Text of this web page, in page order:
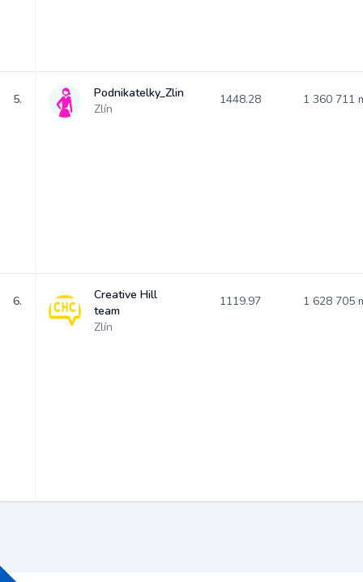
5.
Podnikatelky_Zlin
Zlín
1448.28 1 360 711
6.
Creative Hill
team
Zlín
1119.97 1 628 705